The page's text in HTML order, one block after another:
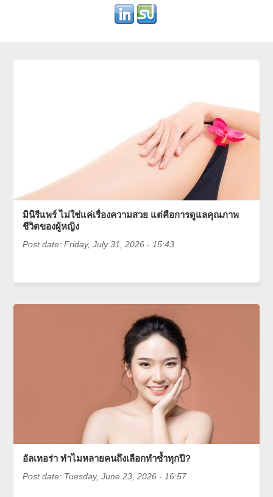
มินิรีแพร์ ไม่ใช่แค่เรื่องความสวย แต่คือการดูแลคุณภาพ
ชีวิตของผู้หญิง
Post date:Friday, July 31, 2026 - 15:43
อัลเทอร่า ทำไมหลายคนถึงเลือกทำซ้ำทุกปี?
Post date: Tuesday, June 23, 2026 - 16:57